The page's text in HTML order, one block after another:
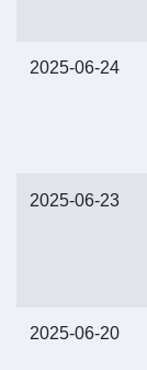
2025-06-24
2025-06-23
2025-06-20